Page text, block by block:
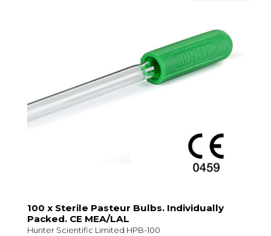
100 x Sterile Pasteur Bulbs. Individually
Packed. CE MEA/LAL
Hunter Scientific Limited HPB-100